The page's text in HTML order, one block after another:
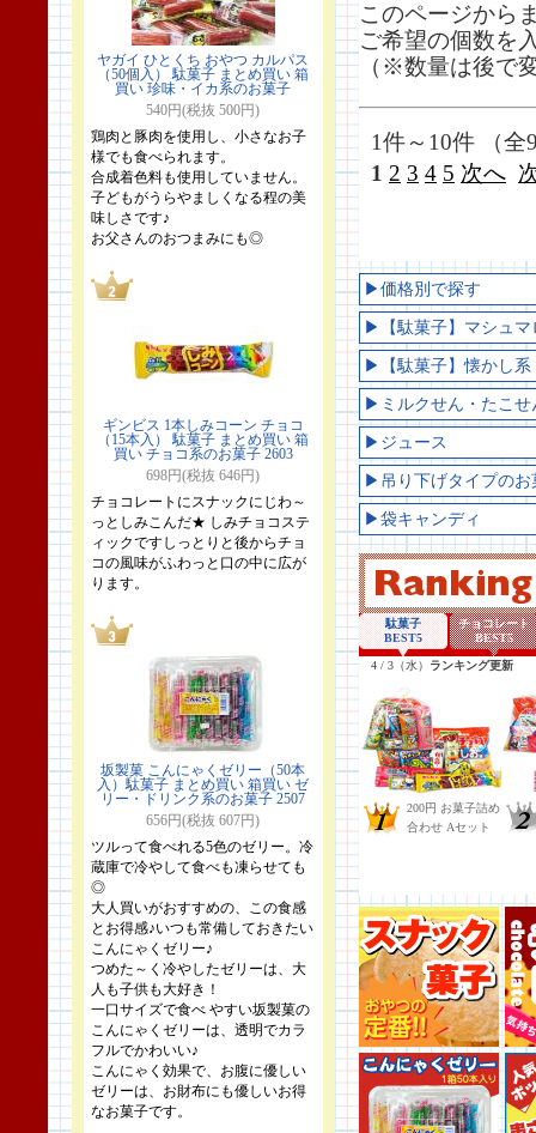
ヤガイ ひとくち おやつ カルパス
（50個入） 駄菓子 まとめ買い 箱
買い 珍味・イカ系のお菓子
540円(税抜 500円)
鶏肉と豚肉を使用し、小さなお子
様でも食べられます。
合成着色料も使用していません。
子どもがうらやましくなる程の美
味しさです♪
お父さんのおつまみにも◎
ギンビス 1本しみコーン チョコ
（15本入） 駄菓子 まとめ買い 箱
買い チョコ系のお菓子 2603
698円(税抜 646円)
チョコレートにスナックにじわ～
っとしみこんだ★ しみチョコステ
ィックですしっとりと後からチョ
コの風味がふわっと口の中に広が
ります。
坂製菓 こんにゃくゼリー（50本
入）駄菓子 まとめ買い 箱買い ゼ
リー・ドリンク系のお菓子 2507
656円(税抜 607円)
ツルって食べれる5色のゼリー。冷
蔵庫で冷やして食べも凍らせても
◎
大人買いがおすすめの、この食感
とお得感♪いつも常備しておきたい
こんにゃくゼリー♪
つめた～く冷やしたゼリーは、大
人も子供も大好き！
一口サイズで食べ やすい坂製菓の
こんにゃくゼリーは、透明でカラ
フルでかわいい♪
こんにゃく効果で、お腹に優しい
ゼリーは、お財布にも優しいお得
なお菓子です。
このページから
ご希望の個数を
（※数量は後で
1件～10件 （
1 2 3 4 5 次へ
▶価格別で探す
▶【駄菓子】マシュマ
▶【駄菓子】懐かし系
▶ミルクせん・たこせ
▶ジュース
▶吊り下げタイプのお
▶袋キャンディ